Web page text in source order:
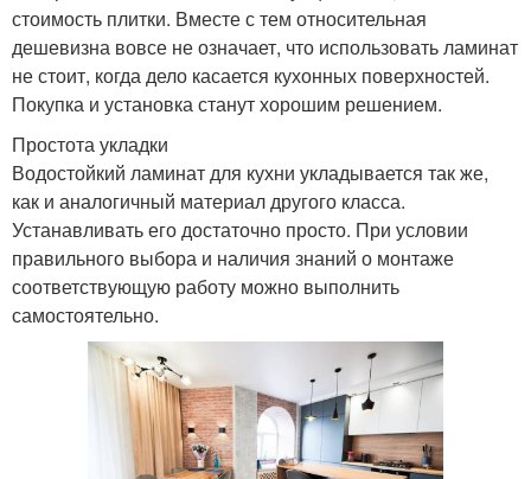
стоимость плитки. Вместе с тем относительная
дешевизна вовсе не означает, что использовать ламинат
не стоит, когда дело касается кухонных поверхностей.
Покупка и установка станут хорошим решением.
Простота укладки
Водостойкий ламинат для кухни укладывается так же,
как и аналогичный материал другого класса.
Устанавливать его достаточно просто. При условии
правильного выбора и наличия знаний о монтаже
соответствующую работу можно выполнить
самостоятельно.